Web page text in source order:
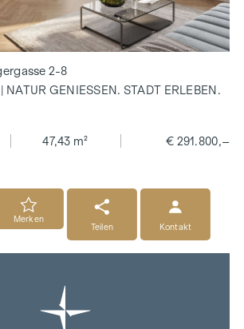
2-8
NATUR GENIESSEN. STADT ERLEBEN.
47,43 m² € 291.800,–
Merken
Teilen
Kontakt